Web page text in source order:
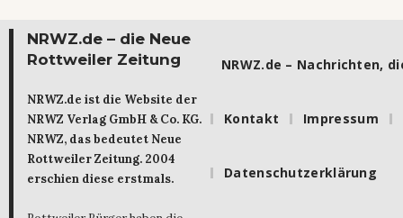
NRWZ.de – die Neue
Rottweiler Zeitung
NRWZ.de ist die Website der
NRWZ Verlag GmbH & Co. KG.
NRWZ, das bedeutet Neue
Rottweiler Zeitung. 2004
erschien diese erstmals.
NRWZ.de – Nachrichten,
Kontakt Impressum
Datenschutzerklärung